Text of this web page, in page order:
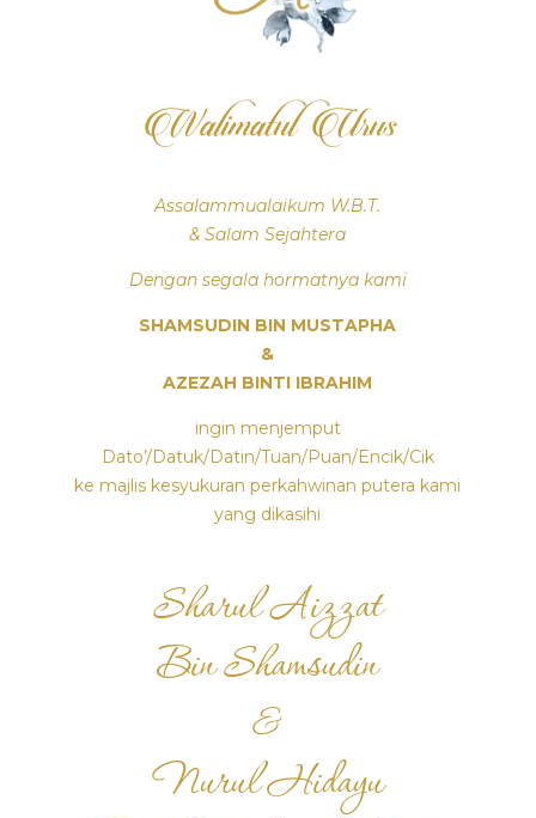
Walimatul Urus
Assalammualaikum W.B.T.
& Salam Sejahtera
Dengan segala hormatnya kami
SHAMSUDIN BIN MUSTAPHA
&
AZEZAH BINTI IBRAHIM
ingin menjemput
Dato’/Datuk/Datin/Tuan/Puan/Encik/Cik
ke majlis kesyukuran perkahwinan putera kami
yang dikasihi
Sharul Aizzat
Bin Shamsudin
&
Nurul Hidayu